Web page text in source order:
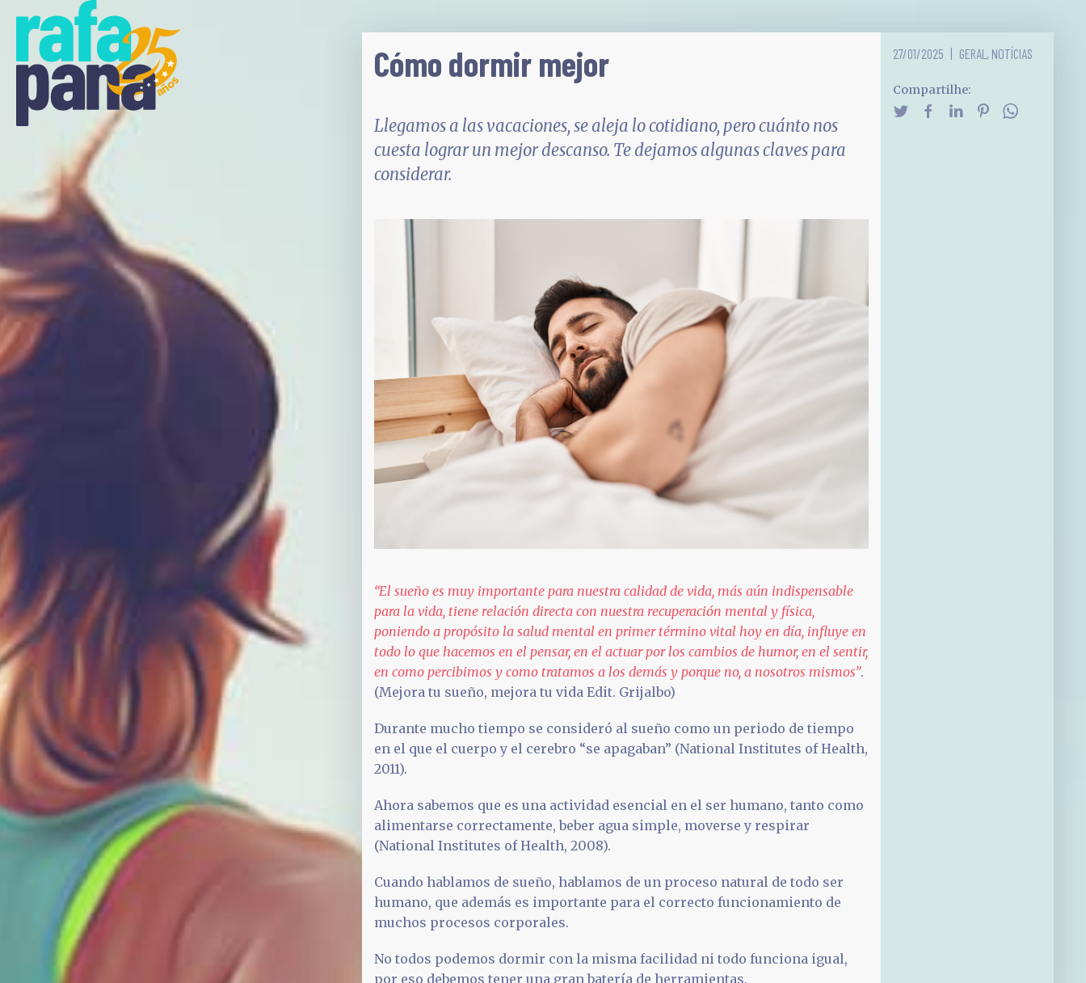
Cómo dormir mejor
Llegamos a las vacaciones, se aleja lo cotidiano, pero cuánto nos
cuesta lograr un mejor descanso. Te dejamos algunas claves para
considerar.
“El sueño es muy importante para nuestra calidad de vida, más aún indispensable
para la vida, tiene relación directa con nuestra recuperación mental y física,
poniendo a propósito la salud mental en primer término vital hoy en día, influye en
todo lo que hacemos en el pensar, en el actuar por los cambios de humor, en el sentir,
en como percibimos y como tratamos a los demás y porque no, a nosotros mismos”.
(Mejora tu sueño, mejora tu vida Edit. Grijalbo)
Durante mucho tiempo se consideró al sueño como un periodo de tiempo
en el que el cuerpo y el cerebro “se apagaban” (National Institutes of Health,
2011).
Ahora sabemos que es una actividad esencial en el ser humano, tanto como
alimentarse correctamente, beber agua simple, moverse y respirar
(National Institutes of Health, 2008).
Cuando hablamos de sueño, hablamos de un proceso natural de todo ser
humano, que además es importante para el correcto funcionamiento de
muchos procesos corporales.
No todos podemos dormir con la misma facilidad ni todo funciona igual,
por eso debemos tener una gran batería de herramientas.
27/01/2025 GERAL , NOTÍCIAS
Compartilhe: